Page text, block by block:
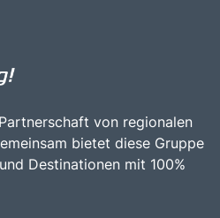
von regionalen
bietet diese Gruppe
Destinationen mit 100%